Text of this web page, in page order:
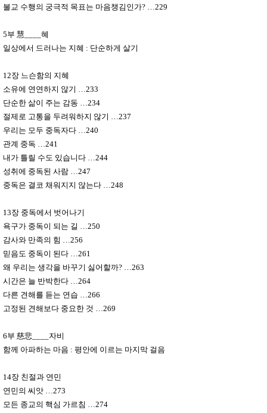
불교 수행의 궁극적 목표는 마음챙김인가? …229
5부 慧
혜
일상에서 드러나는 지혜 : 단순하게 살기
12장 느슨함의 지혜
소유에 연연하지 않기 …233
단순한 삶이 주는 감동 …234
절제로 고통을 두려워하지 않기 …237
우리는 모두 중독자다 …240
관계 중독 …241
내가 틀릴 수도 있습니다 …244
성취에 중독된 사람 …247
중독은 결코 채워지지 않는다 …248
13장 중독에서 벗어나기
욕구가 중독이 되는 길 …250
감사와 만족의 힘 …256
믿음도 중독이 된다 …261
왜 우리는 생각을 바꾸기 싫어할까? …263
시간은 늘 반박한다 …264
다른 견해를 듣는 연습 …266
고정된 견해보다 중요한 것 …269
6부 慈悲
자비
함께 아파하는 마음 : 평안에 이르는 마지막 걸음
14장 친절과 연민
연민의 씨앗 …273
모든 종교의 핵심 가르침 …274